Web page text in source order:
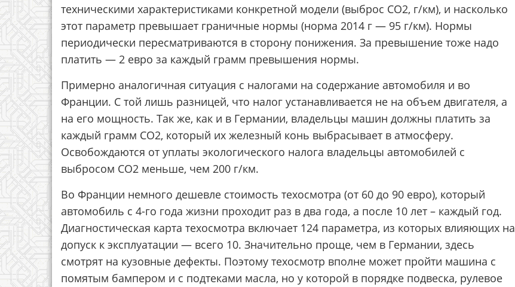
техническими характеристиками конкретной модели (выброс CO2, г/км), и насколько
этот параметр превышает граничные нормы (норма 2014 г — 95 г/км). Нормы
периодически пересматриваются в сторону понижения. За превышение тоже надо
платить — 2 евро за каждый грамм превышения нормы.
Примерно аналогичная ситуация с налогами на содержание автомобиля и во
Франции. С той лишь разницей, что налог устанавливается не на объем двигателя, а
на его мощность. Так же, как и в Германии, владельцы машин должны платить за
каждый грамм CO2, который их железный конь выбрасывает в атмосферу.
Освобождаются от уплаты экологического налога владельцы автомобилей с
выбросом СО2 меньше, чем 200 г/км.
Во Франции немного дешевле стоимость техосмотра (от 60 до 90 евро), который
автомобиль с 4-го года жизни проходит раз в два года, а после 10 лет – каждый год.
Диагностическая карта техосмотра включает 124 параметра, из которых влияющих на
допуск к эксплуатации — всего 10. Значительно проще, чем в Германии, здесь
смотрят на кузовные дефекты. Поэтому техосмотр вполне может пройти машина с
помятым бампером и с подтеками масла, но у которой в порядке подвеска, рулевое